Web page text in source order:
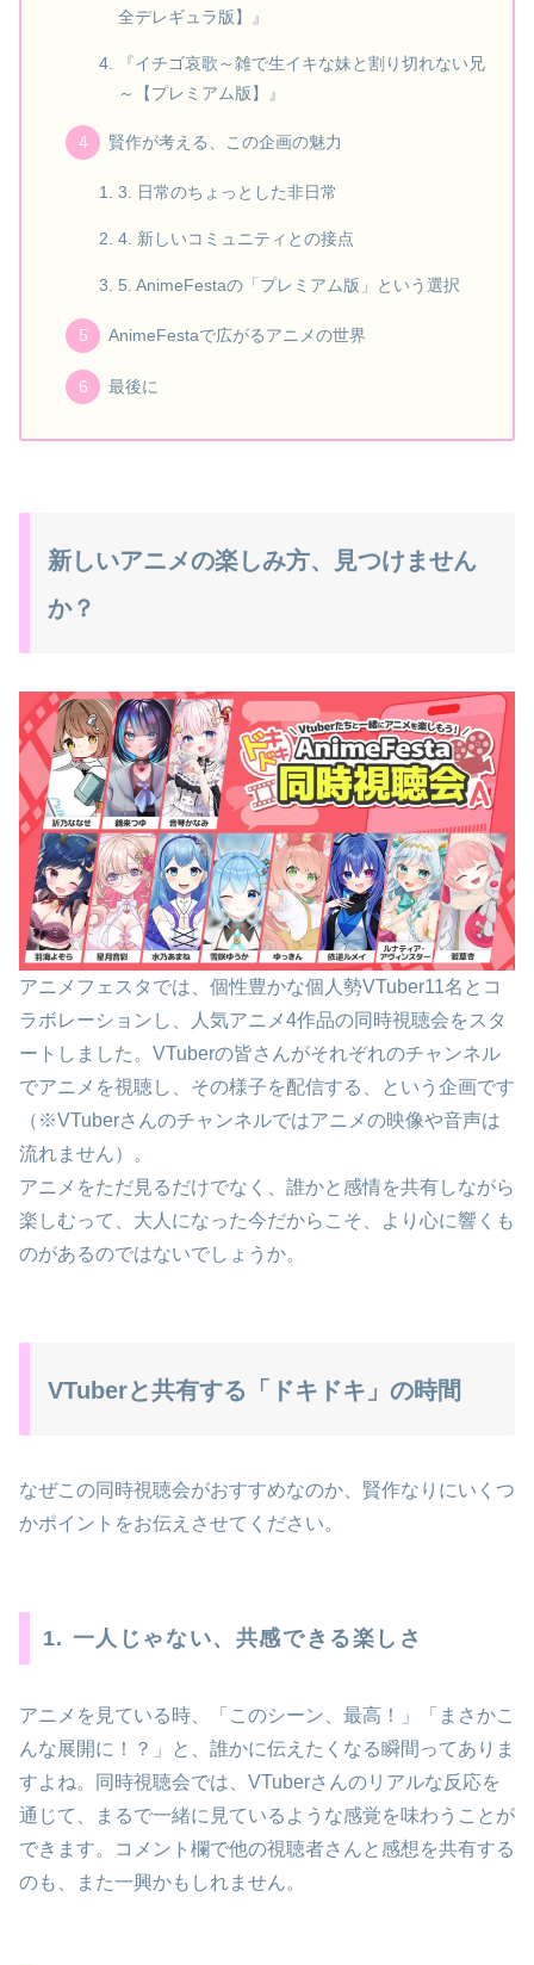
全デレギュラ版】』
『イチゴ哀歌～雑で生イキな妹と割り切れない兄
～【プレミアム版】』
賢作が考える、この企画の魅力
3. 日常のちょっとした非日常
4. 新しいコミュニティとの接点
5. AnimeFestaの「プレミアム版」という選択
AnimeFestaで広がるアニメの世界
最後に
新しいアニメの楽しみ方、見つけません
か？
アニメフェスタでは、個性豊かな個人勢VTuber11名とコ
ラボレーションし、人気アニメ4作品の同時視聴会をスタ
ートしました。VTuberの皆さんがそれぞれのチャンネル
でアニメを視聴し、その様子を配信する、という企画です
（※VTuberさんのチャンネルではアニメの映像や音声は
流れません）。
アニメをただ見るだけでなく、誰かと感情を共有しながら
楽しむって、大人になった今だからこそ、より心に響くも
のがあるのではないでしょうか。
VTuberと共有する「ドキドキ」の時間
なぜこの同時視聴会がおすすめなのか、賢作なりにいくつ
かポイントをお伝えさせてください。
1. 一人じゃない、共感できる楽しさ
アニメを見ている時、「このシーン、最高！」「まさかこ
んな展開に！？」と、誰かに伝えたくなる瞬間ってありま
すよね。同時視聴会では、VTuberさんのリアルな反応を
通じて、まるで一緒に見ているような感覚を味わうことが
できます。コメント欄で他の視聴者さんと感想を共有する
のも、また一興かもしれません。